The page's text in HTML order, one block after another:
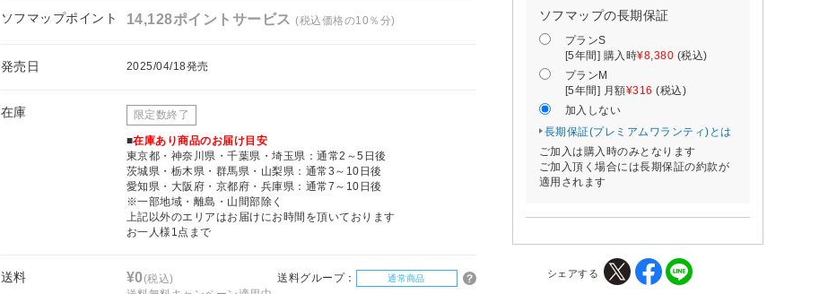
ソフマップポイント 14,128ポイントサービス(税込価格の10％分)
発売日 2025/04/18発売
在庫 限定数終了
■在庫あり商品のお届け目安
東京都・神奈川県・千葉県・埼玉県：通常2～5日後
茨城県・栃木県・群馬県・山梨県：通常3～10日後
愛知県・大阪府・京都府・兵庫県：通常7～10日後
※一部地域・離島・山間部除く
上記以外のエリアはお届けにお時間を頂いております
お一人様1点まで
送料 ¥0(税込) 送料グループ： 通常商品
ソフマップの長期保証
プランS
[5年間] 購入時¥8,380 (税込)
プランM
[5年間] 月額¥316 (税込)
加入しない
長期保証(プレミアムワランティ)とは
ご加入は購入時のみとなります
ご加入頂く場合には長期保証の約款が
適用されます
シェアする